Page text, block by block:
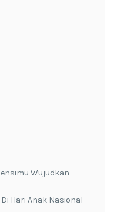
Wujudkan
Hari Anak Nasional